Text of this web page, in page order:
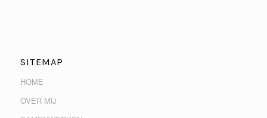
SITEMAP
HOME
OVER MIJ